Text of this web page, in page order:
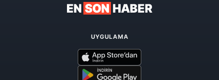
UYGULAMA